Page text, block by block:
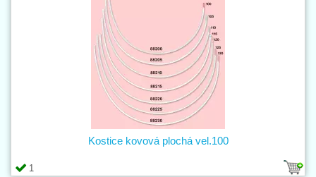
1
Kostice kovová plochá vel.100